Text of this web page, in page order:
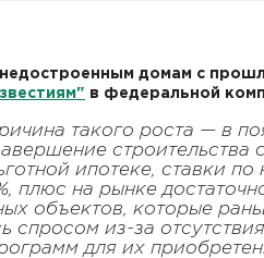
недостроенным домам с
в федеральной
такого роста — в
строительства
ипотеке, ставки по
плюс на рынке
объектов, которые
спросом из-за
для их